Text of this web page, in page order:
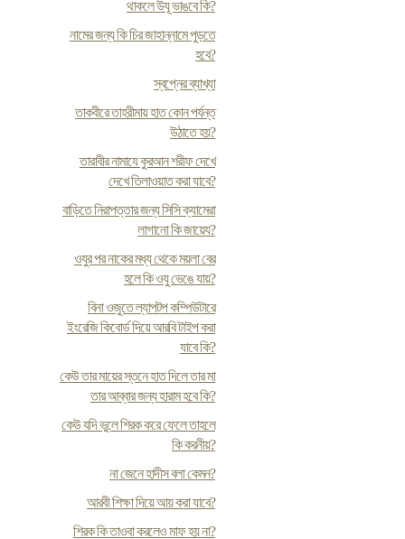
থাকলে উযূ ভাঙবে কি?
নামের জন্য কি চির জাহান্নামে পুড়তে
হবে?
স্বপ্নের ব্যাখ্যা
তাকবীরে তাহরীমায় হাত কোন পর্যন্ত
উঠাতে হয়?
তারাবীর নামাযে কুরআন শরীফ দেখে
দেখে তিলাওয়াত করা যাবে?
বাড়িতে নিরাপত্তার জন্য সিসি ক্যামেরা
লাগানো কি জায়েয?
ওযুর পর নাকের মধ্য থেকে ময়লা বের
হলে কি ওযু ভেঙে যায়?
বিনা ওজুতে ল্যাপটপ কম্পিউটারে
ইংরেজি কিবোর্ড দিয়ে আরবি টাইপ করা
যাবে কি?
কেউ তার মায়ের স্তনে হাত দিলে তার মা
তার আব্বার জন্য হারাম হবে কি?
কেউ যদি ভুলে শিরক করে ফেলে তাহলে
কি করনীয়?
না জেনে হাদীস বলা কেমন?
আরবী শিক্ষা দিয়ে আয় করা যাবে?
শিরক কি তাওবা করলেও মাফ হয় না?